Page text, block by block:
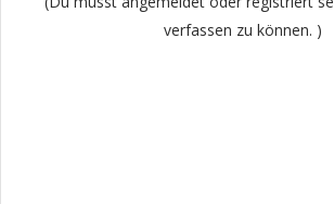
verfassen zu können. )